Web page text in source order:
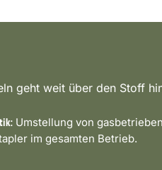
geht weit über den Stoff
Umstellung von
im gesamten Betrieb.